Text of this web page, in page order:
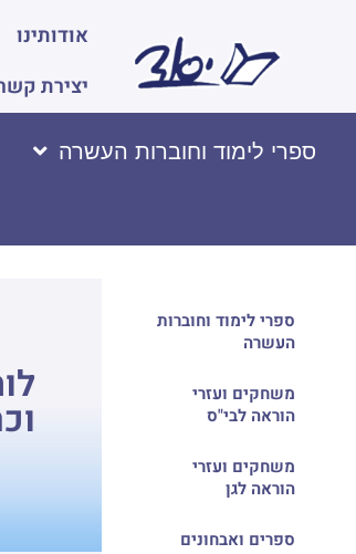
אודותינו
יצירת
ספרי לימוד וחוברות העשרה
ספרי לימוד וחוברות
העשרה
משחקים ועזרי
הוראה לבי"ס
משחקים ועזרי
הוראה לגן
ספרים ואבחונים